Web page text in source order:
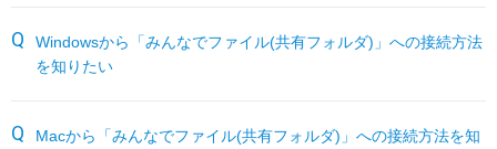
Windowsから「みんなでファイル(共有フォルダ)」への接続方法
を知りたい
Macから「みんなでファイル(共有フォルダ)」への接続方法を知